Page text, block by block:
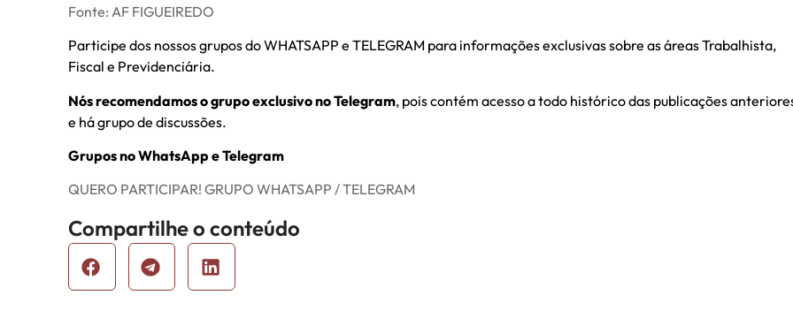
Fonte: AF FIGUEIREDO
Participe dos nossos grupos do WHATSAPP e TELEGRAM para informações exclusivas sobre as áreas Trabalhista,
Fiscal e Previdenciária.
Nós recomendamos o grupo exclusivo no Telegram, pois contém acesso a todo histórico das publicações
e há grupo de discussões.
Grupos no WhatsApp e Telegram
QUERO PARTICIPAR! GRUPO WHATSAPP / TELEGRAM
Compartilhe o conteúdo